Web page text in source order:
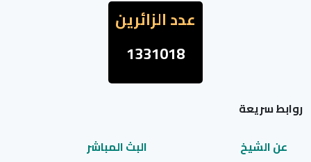
عدد الزائرين
1331018
روابط سريعة
عن الشيخ
البث المباشر